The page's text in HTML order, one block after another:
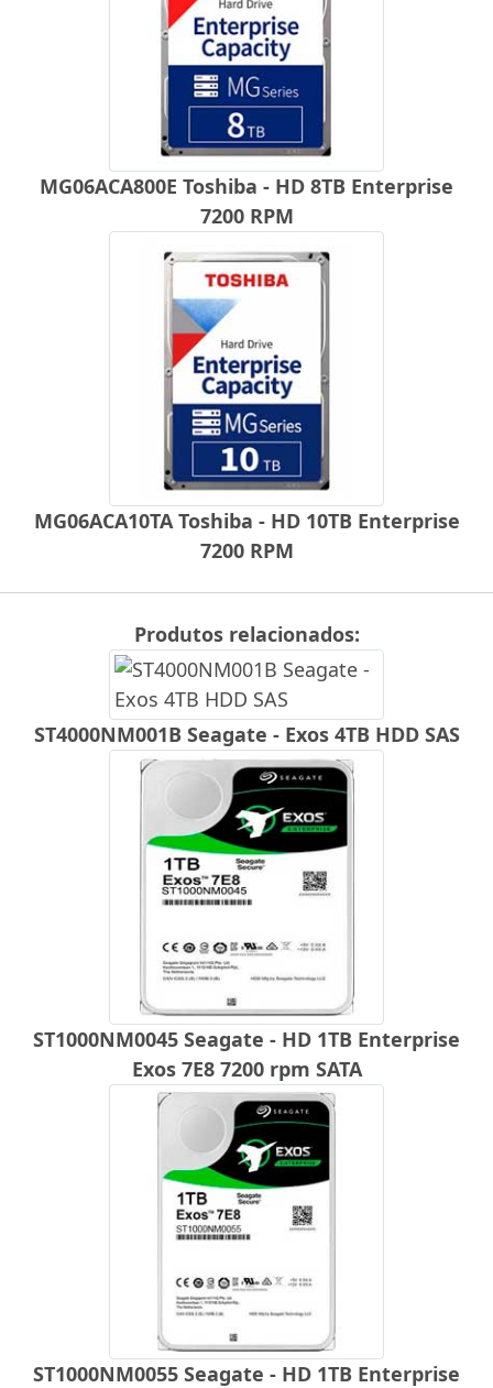
MG06ACA800E Toshiba - HD 8TB Enterprise
7200 RPM
MG06ACA10TA Toshiba - HD 10TB Enterprise
7200 RPM
Produtos relacionados:
ST4000NM001B Seagate - Exos 4TB HDD SAS
ST1000NM0045 Seagate - HD 1TB Enterprise
Exos 7E8 7200 rpm SATA
ST1000NM0055 Seagate - HD 1TB Enterprise